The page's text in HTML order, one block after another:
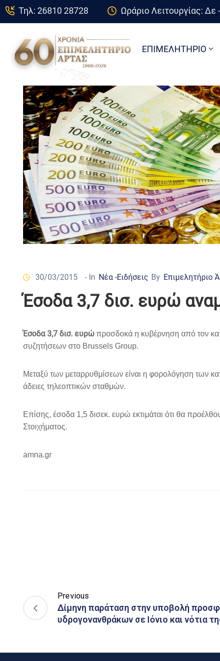
Τηλ: 26810 28728 Ωράριο Λειτουργίας:
ΕΠΙΜΕΛΗΤΗΡΙΟ
30/03/2015 - In Νέα -Ειδήσεις By Επιμελητήριο
Έσοδα 3,7 δισ. ευρώ
Έσοδα 3,7 δισ. ευρώ προσδοκά η κυβέρνηση από τον
συζητήσεων στο Brussels Group.
Μεταξύ των μεταρρυθμίσεων είναι η φορολόγηση των
άδειες τηλεοπτικών σταθμών.
Επίσης, έσοδα 1,5 δισεκ. ευρώ εκτιμάται ότι θα
Στοιχήματος.
amna.gr
Previous
Δίμηνη παράταση στην υποβολή
υδρογονανθράκων σε Ιόνιο και νότια